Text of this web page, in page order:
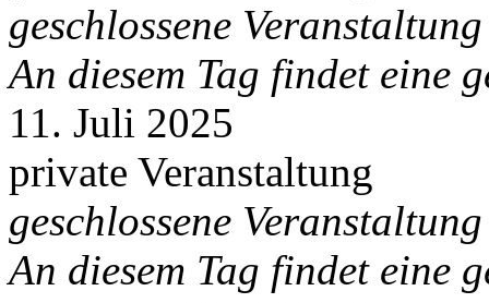
geschlossene Veranstaltung
An diesem Tag findet eine
11. Juli 2025
private Veranstaltung
geschlossene Veranstaltung
An diesem Tag findet eine